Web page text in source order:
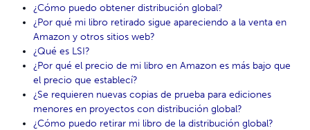
¿Cómo puedo obtener distribución global?
¿Por qué mi libro retirado sigue apareciendo a la venta en
Amazon y otros sitios web?
¿Qué es LSI?
¿Por qué el precio de mi libro en Amazon es más bajo que
el precio que establecí?
¿Se requieren nuevas copias de prueba para ediciones
menores en proyectos con distribución global?
¿Cómo puedo retirar mi libro de la distribución global?